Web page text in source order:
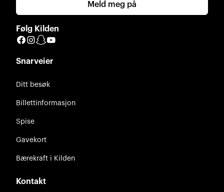
Meld meg på
Følg Kilden
Facebook
Instagram
Snapchat
Snarveier
Ditt besøk
Billettinformasjon
Spise
Gavekort
Bærekraft i Kilden
Kontakt